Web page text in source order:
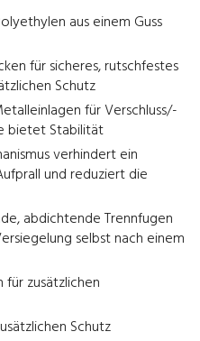
aus einem Guss
für sicheres, rutschfestes
Schutz
für Verschluss/-
bietet Stabilität
verhindert ein
und reduziert die
abdichtende Trennfugen
selbst nach einem
zusätzlichen
Schutz